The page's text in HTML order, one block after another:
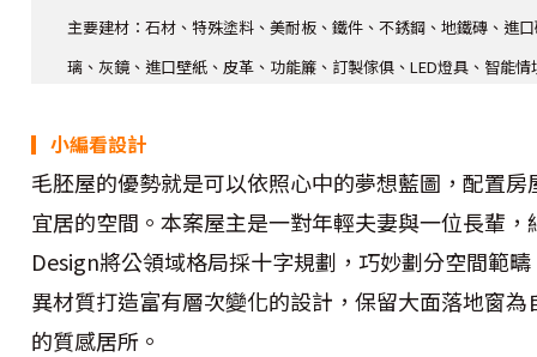
主要建材：石材、特殊塗料、美耐板、鐵件、不銹鋼、地鐵磚、進
璃、灰鏡、進口壁紙、皮革、功能簾、訂製傢俱、LED燈具、智能情
▎小編看設計
毛胚屋的優勢就是可以依照心中的夢想藍圖，配置
宜居的空間。本案屋主是一對年輕夫妻與一位長輩
Design將公領域格局採十字規劃，巧妙劃分空間範
異材質打造富有層次變化的設計，保留大面落地窗
的質感居所。